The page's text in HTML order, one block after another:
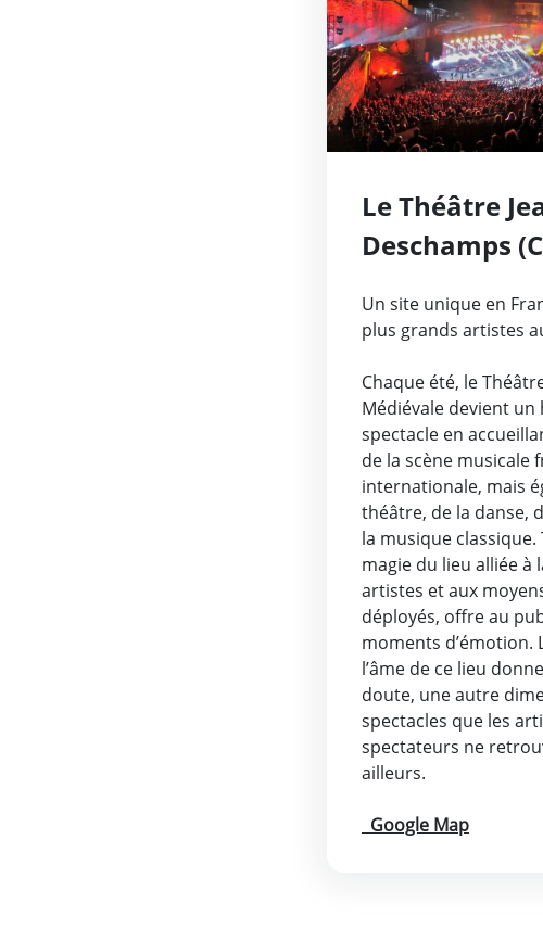
Le Théâtre
Deschamps
Un site unique en
plus grands artistes
Chaque été, le
Médiévale devient un
spectacle en
de la scène musicale
internationale, mais
théâtre, de la danse,
la musique classique.
magie du lieu alliée à
artistes et aux
déployés, offre au
moments d’émotion.
l’âme de ce lieu
doute, une autre
spectacles que les
spectateurs ne
ailleurs.
Google Map